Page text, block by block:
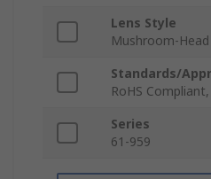
Lens Style
Mushroom-Head
Standards/
RoHS
Series
61-959